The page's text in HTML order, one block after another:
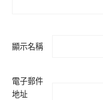
顯示名稱
電子郵件
地址